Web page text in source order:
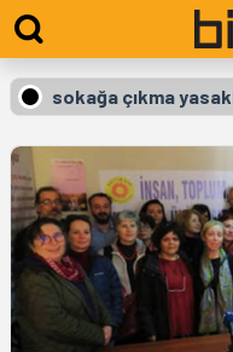
sokağa çıkma